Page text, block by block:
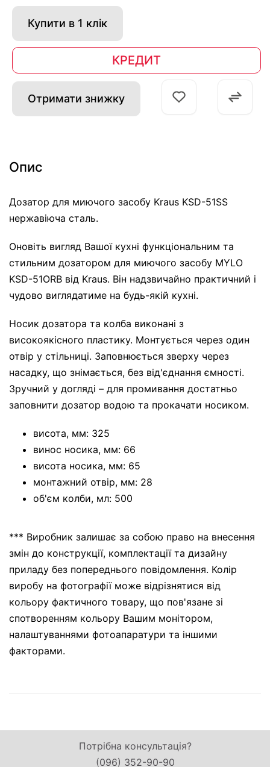
Купити в 1 клік
КРЕДИТ
Отримати знижку
Опис
Дозатор для миючого засобу Kraus KSD-51SS
нержавіюча сталь.
Оновіть вигляд Вашої кухні функціональним та
стильним дозатором для миючого засобу MYLO
KSD-51ORB від Kraus. Він надзвичайно практичний і
чудово виглядатиме на будь-якій кухні.
Носик дозатора та колба виконані з
високоякісного пластику. Монтується через один
отвір у стільниці. Заповнюється зверху через
насадку, що знімається, без від'єднання ємності.
Зручний у догляді – для промивання достатньо
заповнити дозатор водою та прокачати носиком.
висота, мм: 325
винос носика, мм: 66
висота носика, мм: 65
монтажний отвір, мм: 28
об'єм колби, мл: 500
*** Виробник залишає за собою право на внесення
змін до конструкції, комплектації та дизайну
приладу без попереднього повідомлення. Колір
виробу на фотографії може відрізнятися від
кольору фактичного товару, що пов'язане зі
спотворенням кольору Вашим монітором,
налаштуваннями фотоапаратури та іншими
факторами.
Потрібна консультація?
(096) 352-90-90